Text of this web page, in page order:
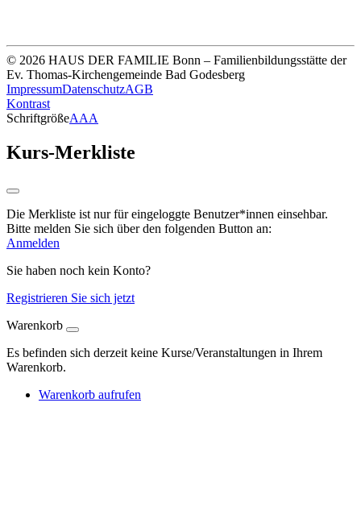
© 2026 HAUS DER FAMILIE Bonn – Familienbildungsstätte der
Ev. Thomas-Kirchengemeinde Bad Godesberg
ImpressumDatenschutzAGB
Kontrast
SchriftgrößeAAA
Kurs-Merkliste
Die Merkliste ist nur für eingeloggte Benutzer*innen einsehbar.
Bitte melden Sie sich über den folgenden Button an:
Anmelden
Sie haben noch kein Konto?
Registrieren Sie sich jetzt
Warenkorb
Es befinden sich derzeit keine Kurse/Veranstaltungen in Ihrem
Warenkorb.
Warenkorb aufrufen